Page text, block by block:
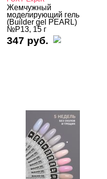
Жемчужный
моделирующий гель
(Builder gel PEARL)
№P13, 15 г
347 руб.